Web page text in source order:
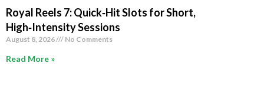
Royal Reels 7: Quick‑Hit Slots for Short,
High‑Intensity Sessions
August 8, 2026 No Comments
Read More »